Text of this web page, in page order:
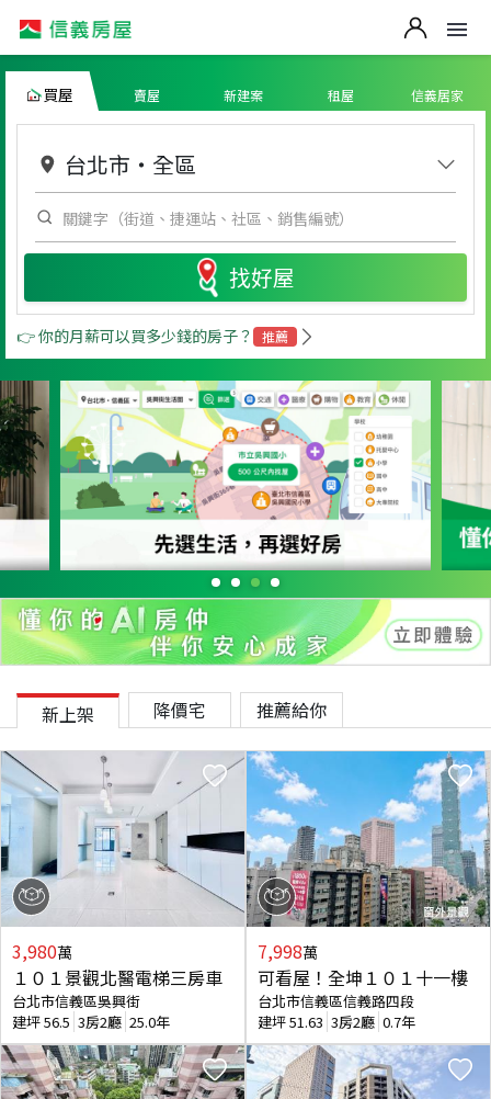
買屋 賣屋 新建案 租屋 信義居家
台北市 ・ 全區
找好屋
👉 你的月薪可以買多少錢的房子？ 推薦
新上架 降價宅 推薦給你
3,980萬
１０１景觀北醫電梯三房車
台北市信義區吳興街
建坪56.5 3房2廳 25.0年
7,998萬
可看屋！全坤１０１十一樓
台北市信義區信義路四段
建坪51.63 3房2廳 0.7年